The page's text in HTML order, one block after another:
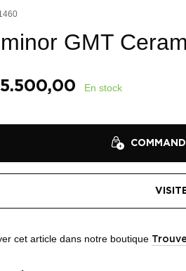
GMT
En stock
cet article dans notre boutique